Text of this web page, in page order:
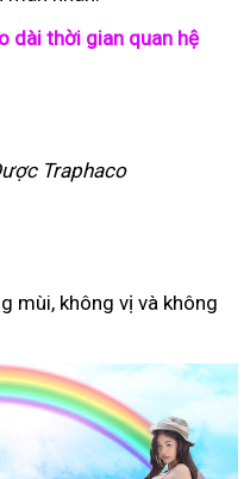
dài thời gian quan hệ
Traphaco
mùi, không vị và không